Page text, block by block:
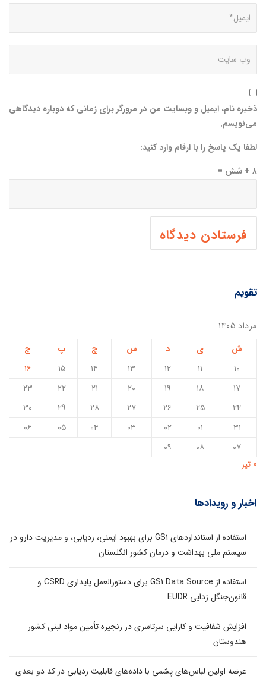
ذخیره نام، ایمیل و وبسایت من در مرورگر برای زمانی که دوباره دیدگاهی
می‌نویسم.
لطفا یک پاسخ را با ارقام وارد کنید:
۸ + شش =
تقویم
مرداد ۱۴۰۵
ش
ی د س چ پ
ج
۱۰
۱۱ ۱۲ ۱۳ ۱۴ ۱۵
۱۶
۱۷
۱۸ ۱۹ ۲۰ ۲۱ ۲۲
۲۳
۲۴
۲۵ ۲۶ ۲۷ ۲۸ ۲۹
۳۰
۳۱
۰۱ ۰۲ ۰۳ ۰۴ ۰۵
۰۶
۰۷
۰۸
۰۹
« تیر
اخبار و رویدادها
استفاده از استانداردهای GS1 برای بهبود ایمنی، ردیابی، و مدیریت دارو در
سیستم ملی بهداشت و درمان کشور انگلستان
استفاده از GS1 Data Source برای دستورالعمل پایداری CSRD و
قانون‌جنگل زدایی EUDR
افزایش شفافیت و کارایی سرتاسری در زنجیره تأمین مواد لبنی کشور
هندوستان
عرضه اولین لباس‌های پشمی با داده‌های قابلیت ردیابی در کد دو بعدی